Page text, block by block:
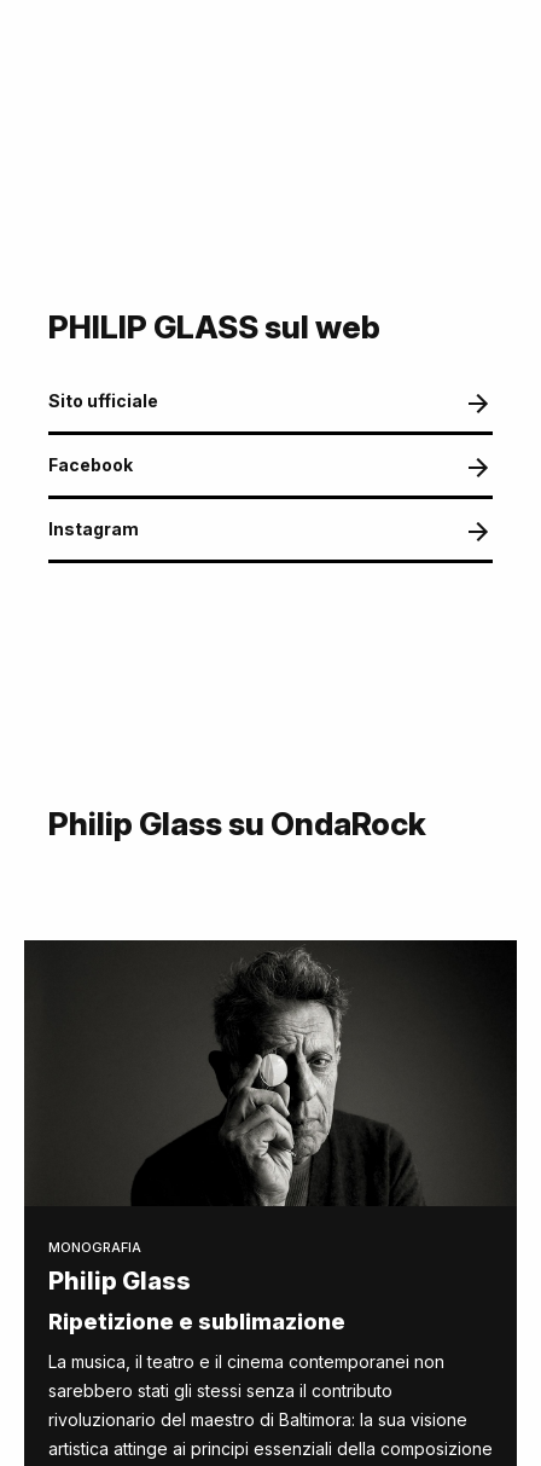
PHILIP GLASS sul web
Sito ufficiale
Facebook
Instagram
Philip Glass su OndaRock
MONOGRAFIA
Philip Glass
Ripetizione e sublimazione
La musica, il teatro e il cinema contemporanei non
sarebbero stati gli stessi senza il contributo
rivoluzionario del maestro di Baltimora: la sua visione
artistica attinge ai principi essenziali della composizione